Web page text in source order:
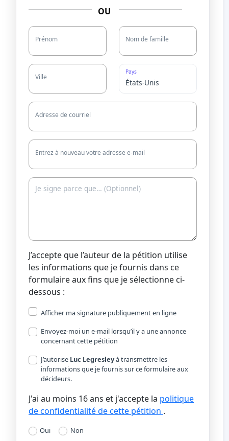
OU
Prénom Nom de famille
Ville
Pays
Adresse de courriel
Entrez à nouveau votre adresse e-mail
J’accepte que l’auteur de la pétition utilise
les informations que je fournis dans ce
formulaire aux fins que je sélectionne ci-
dessous :
Afficher ma signature publiquement en ligne
Envoyez-moi un e-mail lorsqu’il y a une annonce
concernant cette pétition
J’autorise Luc Legresleyà transmettre les
informations que je fournis sur ce formulaire aux
décideurs.
J'ai au moins 16 ans et j'accepte la politique
de confidentialité de cette pétition .
Oui Non